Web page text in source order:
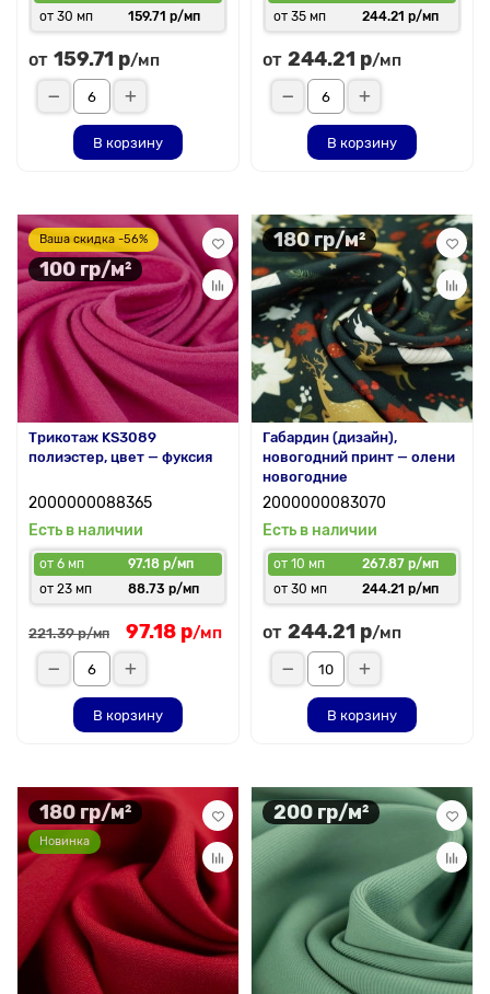
от 30 мп
159.71 р/мп
от 159.71 р/мп
В корзину
от 35 мп
244.21 р/мп
от 244.21 р/мп
В корзину
Ваша скидка -56%
100 гр/м²
Трикотаж KS3089
полиэстер, цвет — фуксия
2000000088365
Есть в наличии
от 6 мп
97.18 р/мп
от 23 мп
88.73 р/мп
221.39 р/мп 97.18 р/мп
В корзину
180 гр/м²
Габардин (дизайн),
новогодний принт — олени
новогодние
2000000083070
Есть в наличии
от 10 мп
267.87 р/мп
от 30 мп
244.21 р/мп
от 244.21 р/мп
В корзину
180 гр/м²
Новинка
200 гр/м²